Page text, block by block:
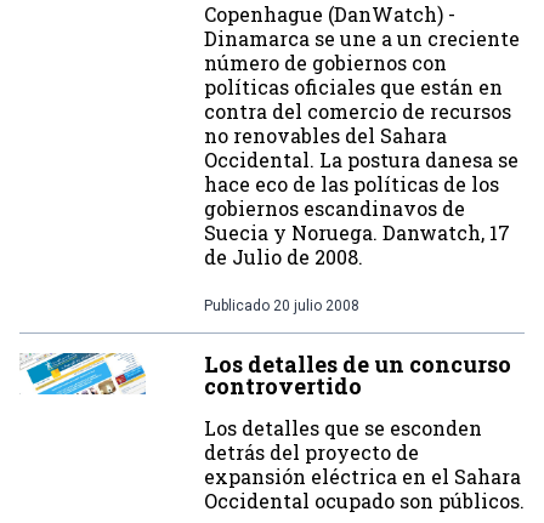
Copenhague (DanWatch) -
Dinamarca se une a un creciente
número de gobiernos con
políticas oficiales que están en
contra del comercio de recursos
no renovables del Sahara
Occidental. La postura danesa se
hace eco de las políticas de los
gobiernos escandinavos de
Suecia y Noruega. Danwatch, 17
de Julio de 2008.
Publicado 20 julio 2008
Los detalles de un concurso
controvertido
Los detalles que se esconden
detrás del proyecto de
expansión eléctrica en el Sahara
Occidental ocupado son públicos.